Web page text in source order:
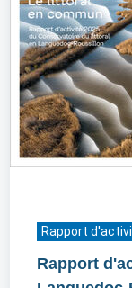
Rapport
Rapport